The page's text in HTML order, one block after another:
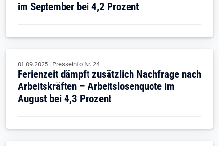
im September bei 4,2 Prozent
01.09.2025 | Presseinfo Nr. 24
Ferienzeit dämpft zusätzlich Nachfrage nach
Arbeitskräften – Arbeitslosenquote im
August bei 4,3 Prozent